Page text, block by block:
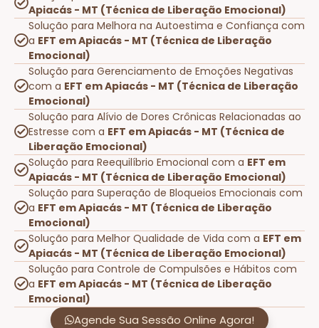
Apiacás - MT (Técnica de Liberação Emocional)
Solução para Melhora na Autoestima e Confiança com
a EFT em Apiacás - MT (Técnica de Liberação
Emocional)
Solução para Gerenciamento de Emoções Negativas
com a EFT em Apiacás - MT (Técnica de Liberação
Emocional)
Solução para Alívio de Dores Crônicas Relacionadas ao
Estresse com a EFT em Apiacás - MT (Técnica de
Liberação Emocional)
Solução para Reequilíbrio Emocional com a EFT em
Apiacás - MT (Técnica de Liberação Emocional)
Solução para Superação de Bloqueios Emocionais com
a EFT em Apiacás - MT (Técnica de Liberação
Emocional)
Solução para Melhor Qualidade de Vida com a EFT em
Apiacás - MT (Técnica de Liberação Emocional)
Solução para Controle de Compulsões e Hábitos com
a EFT em Apiacás - MT (Técnica de Liberação
Emocional)
Agende Sua Sessão Online Agora!